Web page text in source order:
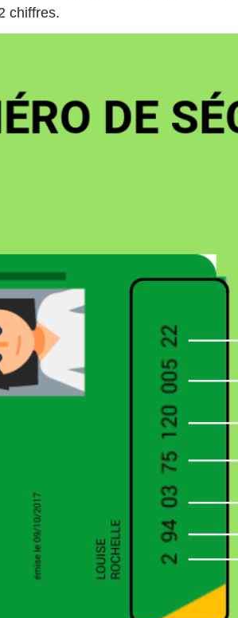
chiffres.